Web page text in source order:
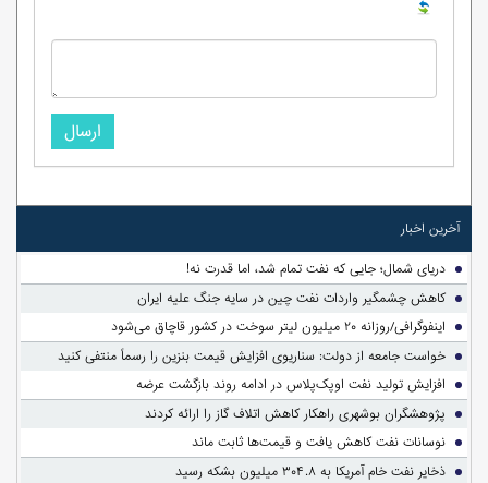
ارسال
آخرین اخبار
دریای شمال؛ جایی که نفت تمام شد، اما قدرت نه!
کاهش چشمگیر واردات نفت چین در سایه جنگ علیه ایران
اینفوگرافی/روزانه ۲۰ میلیون لیتر سوخت در کشور قاچاق می‌شود
خواست جامعه از دولت: سناریوی افزایش قیمت بنزین را رسماً منتفی کنید
افزایش تولید نفت اوپک‌پلاس در ادامه روند بازگشت عرضه
پژوهشگران بوشهری راهکار کاهش اتلاف گاز را ارائه کردند
نوسانات نفت کاهش یافت و قیمت‌ها ثابت ماند
ذخایر نفت خام آمریکا به ۳۰۴.۸ میلیون بشکه رسید